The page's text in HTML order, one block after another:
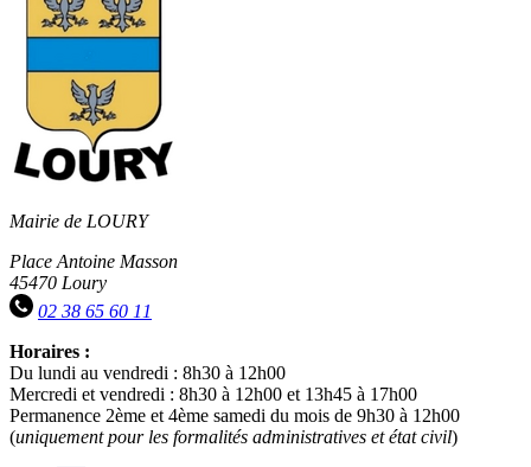
Mairie de LOURY
Place Antoine Masson
45470 Loury
02 38 65 60 11
Horaires :
Du lundi au vendredi : 8h30 à 12h00
Mercredi et vendredi : 8h30 à 12h00 et 13h45 à 17h00
Permanence 2ème et 4ème samedi du mois de 9h30 à 12h00
(uniquement pour les formalités administratives et état civil)